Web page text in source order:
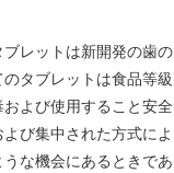
レットは新開発の歯の
タブレットは食品等級
よび使用すること安全
び集中された方式によ
な機会にあるときであ